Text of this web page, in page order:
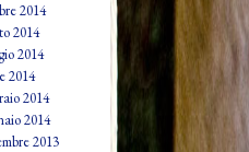
2014
2014
2014
2014
2014
2014
2013